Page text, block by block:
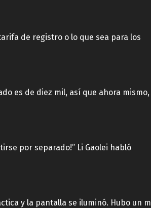
de registro o lo que sea para los
es de diez mil, así que ahora
por separado!” Li Gaolei habló
y la pantalla se iluminó. Hubo un